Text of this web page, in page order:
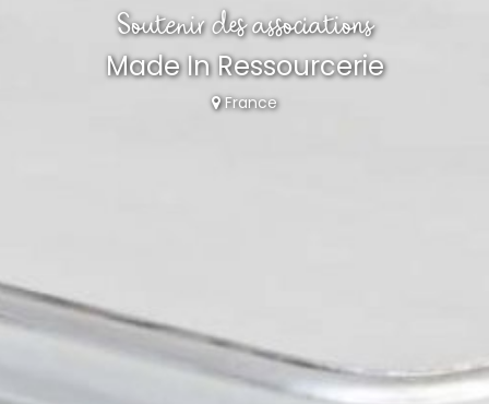
Soutenir des associations
Made In Ressourcerie
France